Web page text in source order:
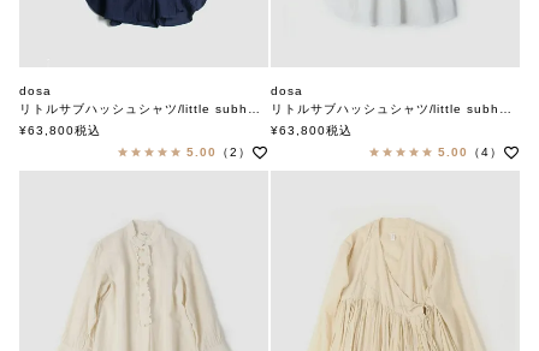
dosa
リトルサブハッシュシャツ/little subhash shirt
ドーサ
¥63,800税込
5.00
（2）
dosa
リトルサブハッシュシャツ/little subhash shirt
ドーサ
¥63,800税込
5.00
（4）